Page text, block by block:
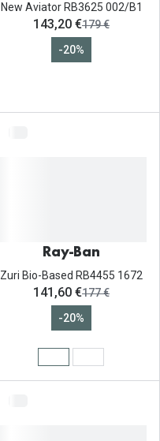
New Aviator RB3625 002/B1
ahora:
143,20 €antes:
179 €
-20%
Ray-Ban
Zuri Bio-Based RB4455 1672
ahora:
141,60 €antes:
177 €
-20%